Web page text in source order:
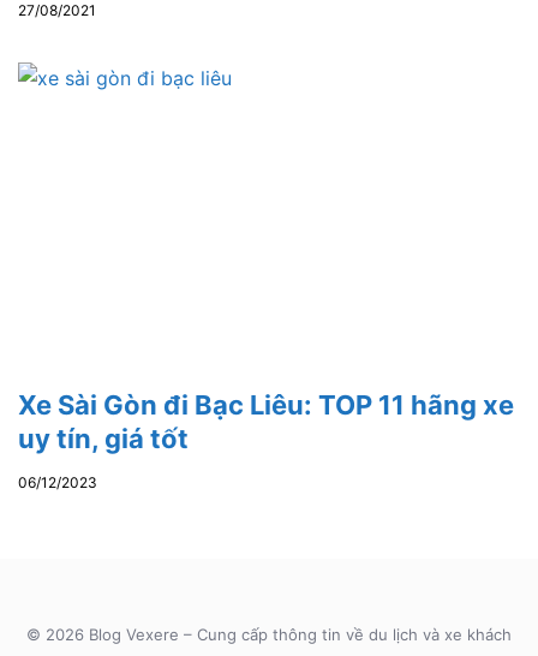
27/08/2021
Xe Sài Gòn đi Bạc Liêu: TOP 11 hãng xe
uy tín, giá tốt
06/12/2023
© 2026 Blog Vexere – Cung cấp thông tin về du lịch và xe khách